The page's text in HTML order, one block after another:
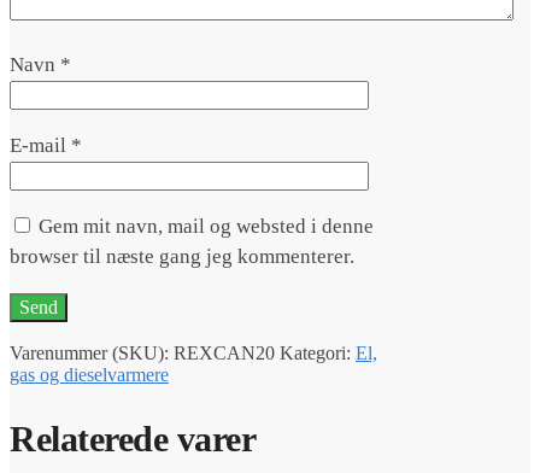
Navn *
E-mail *
Gem mit navn, mail og websted i denne
browser til næste gang jeg kommenterer.
Varenummer (SKU): REXCAN20 Kategori: El,
gas og dieselvarmere
Relaterede varer